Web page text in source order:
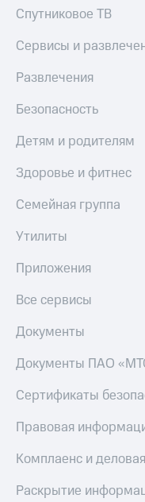
Спутниковое ТВ
Сервисы и
Развлечения
Безопасность
Детям и родителям
Здоровье и фитнес
Семейная группа
Утилиты
Приложения
Все сервисы
Документы
Документы ПАО
Сертификаты
Правовая
Комплаенс и
Раскрытие